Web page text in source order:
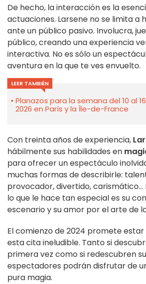
De hecho, la interacción es la
actuaciones. Larsene no se limita a
ante un público pasivo. Involucra,
público, creando una experiencia
interactiva. No es sólo un
aventura en la que te ves envuelto.
LEER TAMBIÉN
Planazos para la semana del 10 al
2026 en París y la Île-de-France
Con treinta años de experiencia,
hábilmente sus habilidades en
para ofrecer un espectáculo
muchas formas de describirle:
provocador, divertido, carismático...
lo que le hace tan especial es su
escenario y su amor por el arte de
El comienzo de 2024 promete
esta cita ineludible. Tanto si
primera vez como si redescubren
espectadores podrán disfrutar de
pura magia.